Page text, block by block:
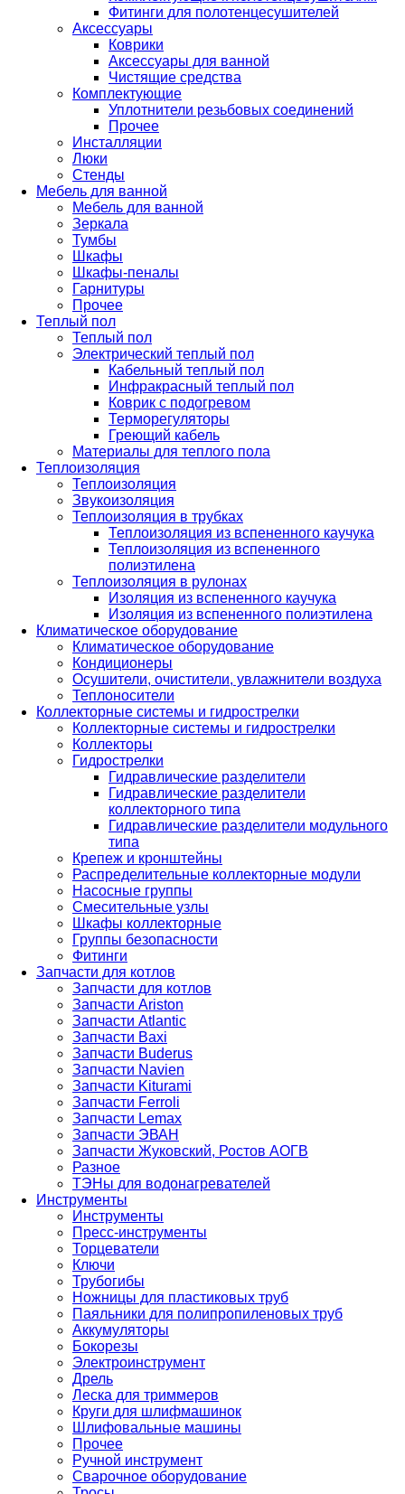
Фитинги для полотенцесушителей
Аксессуары
Коврики
Аксессуары для ванной
Чистящие средства
Комплектующие
Уплотнители резьбовых соединений
Прочее
Инсталляции
Люки
Стенды
Мебель для ванной
Мебель для ванной
Зеркала
Тумбы
Шкафы
Шкафы-пеналы
Гарнитуры
Прочее
Теплый пол
Теплый пол
Электрический теплый пол
Кабельный теплый пол
Инфракрасный теплый пол
Коврик с подогревом
Терморегуляторы
Греющий кабель
Материалы для теплого пола
Теплоизоляция
Теплоизоляция
Звукоизоляция
Теплоизоляция в трубках
Теплоизоляция из вспененного каучука
Теплоизоляция из вспененного
полиэтилена
Теплоизоляция в рулонах
Изоляция из вспененного каучука
Изоляция из вспененного полиэтилена
Климатическое оборудование
Климатическое оборудование
Кондиционеры
Осушители, очистители, увлажнители воздуха
Теплоносители
Коллекторные системы и гидрострелки
Коллекторные системы и гидрострелки
Коллекторы
Гидрострелки
Гидравлические разделители
Гидравлические разделители
коллекторного типа
Гидравлические разделители модульного
типа
Крепеж и кронштейны
Распределительные коллекторные модули
Насосные группы
Смесительные узлы
Шкафы коллекторные
Группы безопасности
Фитинги
Запчасти для котлов
Запчасти для котлов
Запчасти Ariston
Запчасти Atlantic
Запчасти Baxi
Запчасти Buderus
Запчасти Navien
Запчасти Kiturami
Запчасти Ferroli
Запчасти Lemax
Запчасти ЭВАН
Запчасти Жуковский, Ростов АОГВ
Разное
ТЭНы для водонагревателей
Инструменты
Инструменты
Пресс-инструменты
Торцеватели
Ключи
Трубогибы
Ножницы для пластиковых труб
Паяльники для полипропиленовых труб
Аккумуляторы
Бокорезы
Электроинструмент
Дрель
Леска для триммеров
Круги для шлифмашинок
Шлифовальные машины
Прочее
Ручной инструмент
Сварочное оборудование